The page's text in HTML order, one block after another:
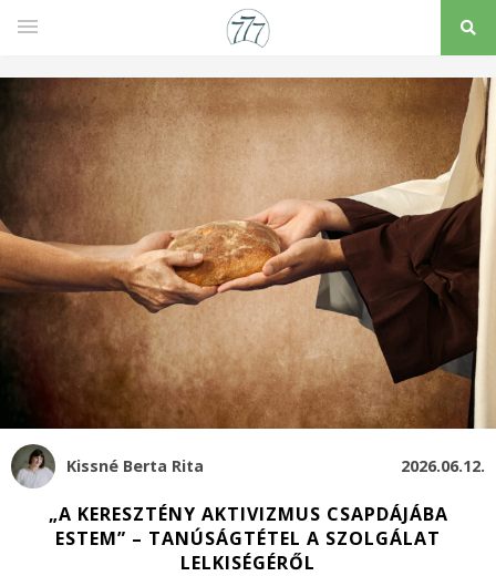
Kissné Berta Rita 2026.06.12.
„A KERESZTÉNY AKTIVIZMUS CSAPDÁJÁBA
ESTEM” – TANÚSÁGTÉTEL A SZOLGÁLAT
LELKISÉGÉRŐL